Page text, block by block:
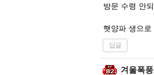
방문 수령 안
햇양파 생으
답글
겨울폭풍